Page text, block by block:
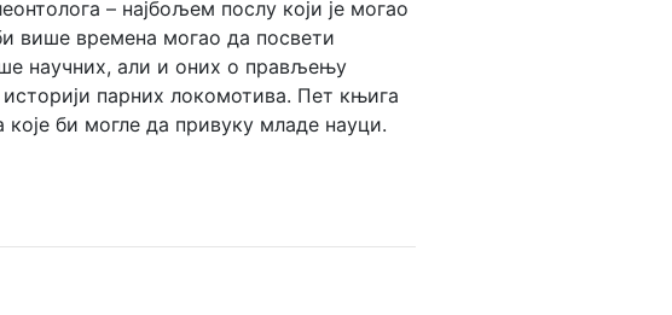
– најбољем послу који је могао
више времена могао да посвети
научних, али и оних о прављењу
парних локомотива. Пет књига
би могле да привуку младе науци.